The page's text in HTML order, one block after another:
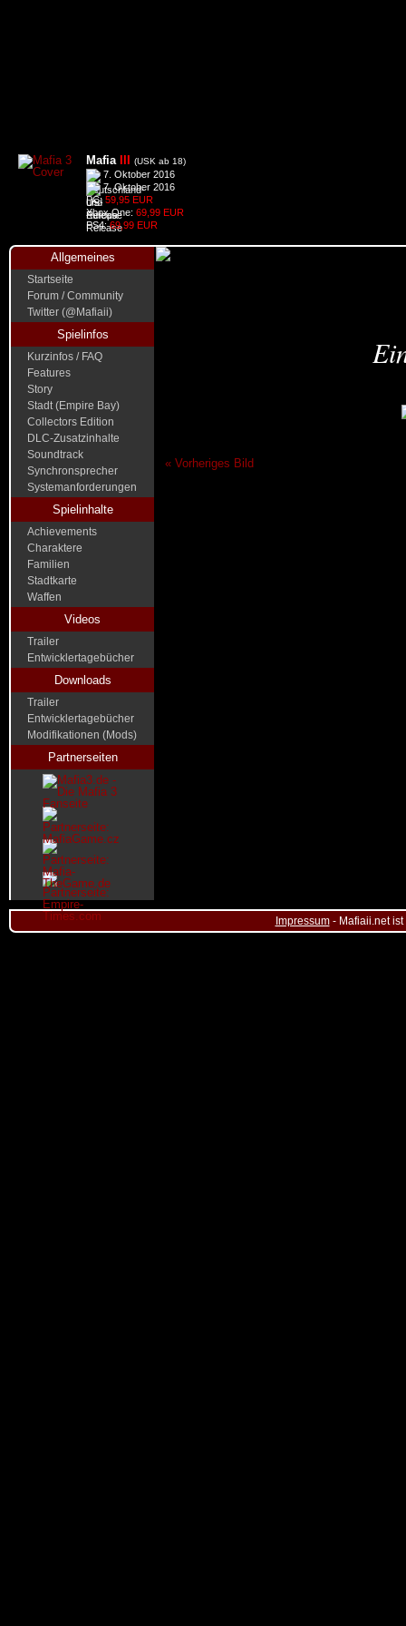
Mafia (USK ab 18)
7. Oktober 2016
7. Oktober 2016
PC: 59,95 EUR
Xbox One: 69,99 EUR
PS4:69,99 EUR
Allgemeines
Startseite
Forum / Community
Twitter (@Mafiaii)
Spielinfos
Kurzinfos / FAQ
Features
Story
Stadt (Empire Bay)
Collectors Edition
DLC-Zusatzinhalte
Soundtrack
Synchronsprecher
Systemanforderungen
Spielinhalte
Achievements
Charaktere
Familien
Stadtkarte
Waffen
Videos
Trailer
Entwicklertagebücher
Downloads
Trailer
Entwicklertagebücher
Modifikationen (Mods)
Partnerseiten
« Vorheriges Bild
Impressum- Mafiaii.net ist